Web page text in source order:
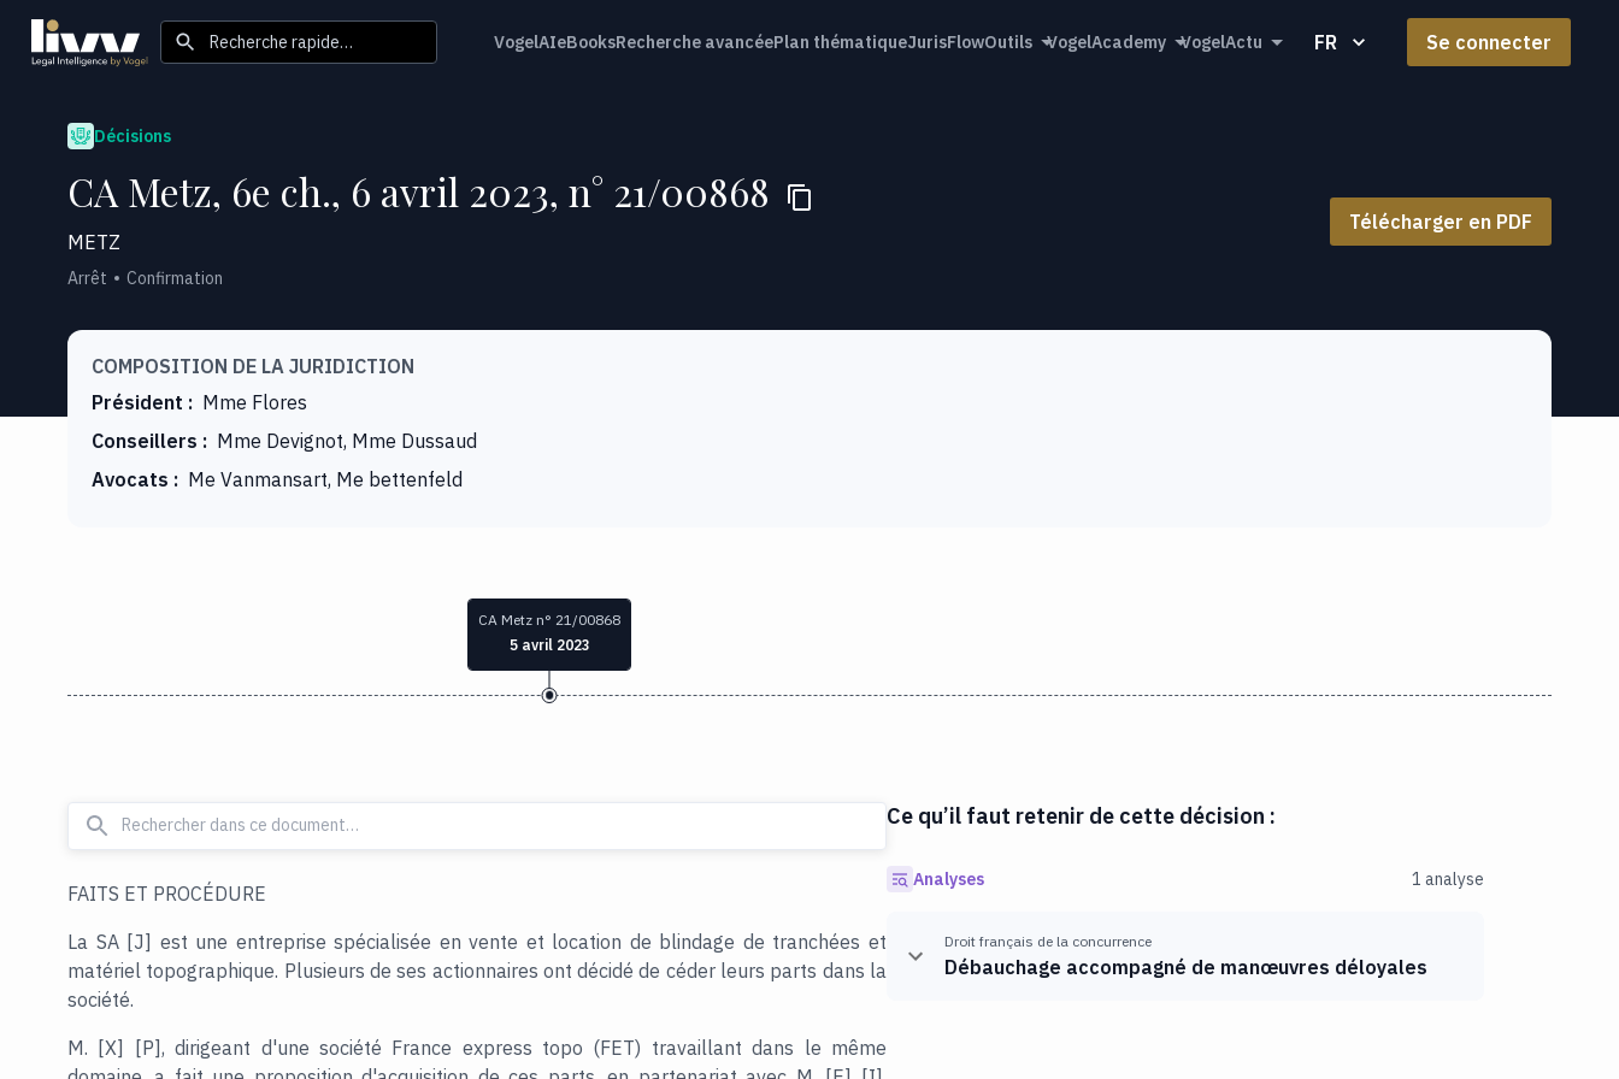
Recherche rapide… VogelAIeBooksRecherche avancéePlan thématiqueJurisFlowOutils VogelAcademy VogelActu FR Se connecter
Décisions
CA Metz, 6e ch., 6 avril 2023, n° 21/00868
METZ
Télécharger en PDF
Arrêt Confirmation
COMPOSITION DE LA JURIDICTION
Président : Mme Flores
Conseillers : Mme Devignot, Mme Dussaud
Avocats : Me Vanmansart, Me bettenfeld
CA Metz n° 21/00868
5 avril 2023
FAITS ET PROCÉDURE
La SA [J] est une entreprise spécialisée en vente et location de blindage de tranchées et
matériel topographique. Plusieurs de ses actionnaires ont décidé de céder leurs parts dans la
société.
M. [X] [P], dirigeant d'une société France express topo (FET) travaillant dans le même
Ce qu’il faut retenir de cette décision :
Analyses 1 analyse
Droit français de la concurrence
Débauchage accompagné de manœuvres déloyales